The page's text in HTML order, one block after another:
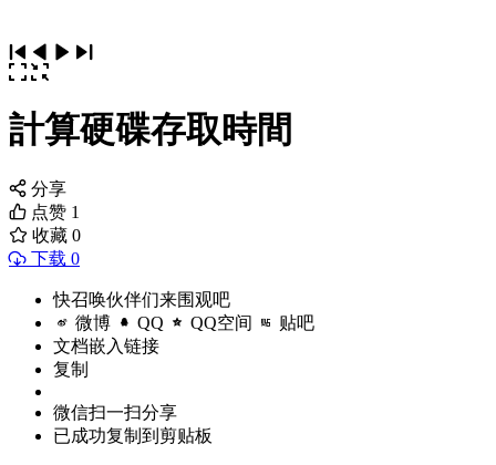
計算硬碟存取時間
分享
点赞 1
收藏 0
下载 0
快召唤伙伴们来围观吧
微博 QQ QQ空间 贴吧
文档嵌入链接
复制
微信扫一扫分享
已成功复制到剪贴板